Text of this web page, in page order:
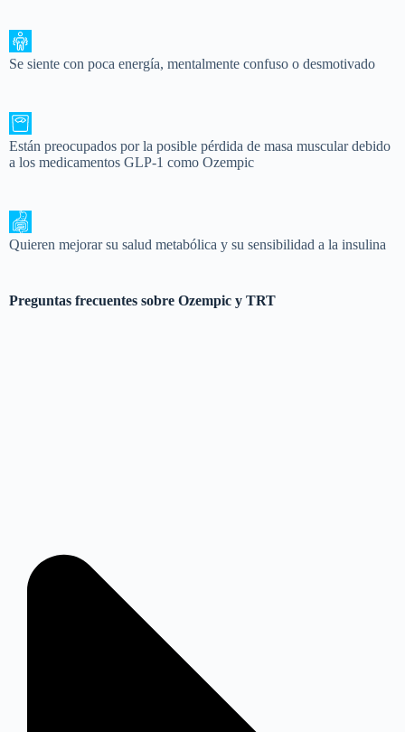
Se siente con poca energía, mentalmente confuso o desmotivado
Están preocupados por la posible pérdida de masa muscular debido
a los medicamentos GLP-1 como Ozempic
Quieren mejorar su salud metabólica y su sensibilidad a la insulina
Preguntas frecuentes sobre Ozempic y TRT